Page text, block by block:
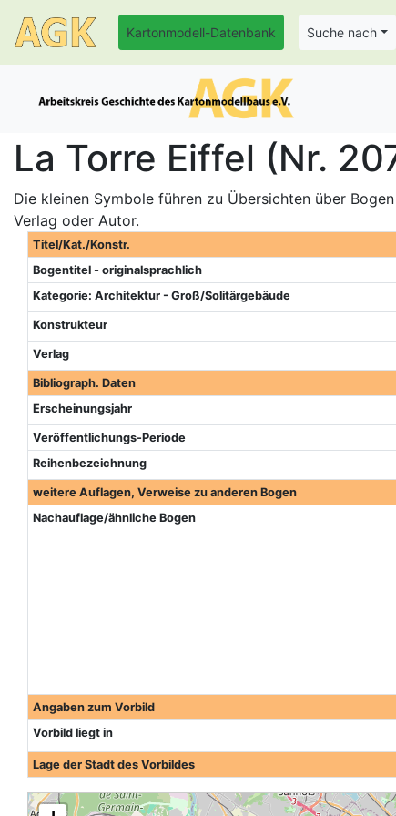
Kartonmodell-Datenbank Suche nach
La Torre Eiffel (Nr.
Die kleinen Symbole führen zu Übersichten über
Verlag oder Autor.
Titel/Kat./Konstr.
Bogentitel - originalsprachlich
Kategorie: Architektur - Groß/Solitärgebäude
Konstrukteur
Verlag
Bibliograph. Daten
Erscheinungsjahr
Veröffentlichungs-Periode
Reihenbezeichnung
weitere Auflagen, Verweise zu anderen Bogen
Nachauflage/ähnliche Bogen
Angaben zum Vorbild
Vorbild liegt in
Lage der Stadt des Vorbildes